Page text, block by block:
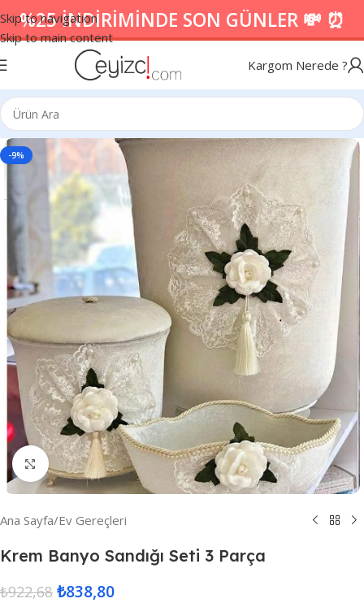
Skip to navigation
Skip to main content
%25 İNDİRİMİNDE SON GÜNLER 💸 ⏰
Kargom Nerede ?
-9%
Resmi Büyüt
Ana Sayfa/Ev Gereçleri
Krem Banyo Sandığı Seti 3 Parça
₺922,68 ₺838,80